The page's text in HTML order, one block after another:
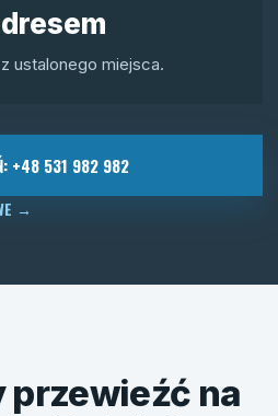
ustalonego miejsca.
+48 531 982 982
→
przewieźć na